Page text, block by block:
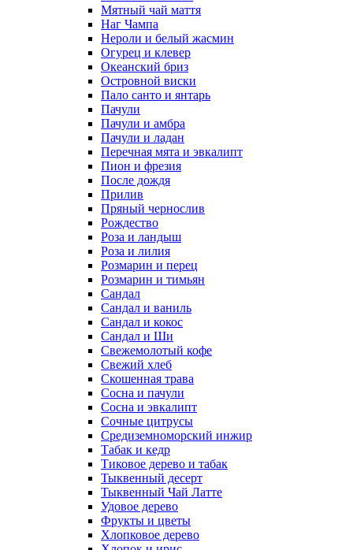
Мятный чай маття
Наг Чампа
Нероли и белый жасмин
Огурец и клевер
Океанский бриз
Островной виски
Пало санто и янтарь
Пачули
Пачули и амбра
Пачули и ладан
Перечная мята и эвкалипт
Пион и фрезия
После дождя
Прилив
Пряный чернослив
Рождество
Роза и ландыш
Роза и лилия
Розмарин и перец
Розмарин и тимьян
Сандал
Сандал и ваниль
Сандал и кокос
Сандал и Ши
Свежемолотый кофе
Свежий хлеб
Скошенная трава
Сосна и пачули
Сосна и эвкалипт
Сочные цитрусы
Средиземноморский инжир
Табак и кедр
Тиковое дерево и табак
Тыквенный десерт
Тыквенный Чай Латте
Удовое дерево
Фрукты и цветы
Хлопковое дерево